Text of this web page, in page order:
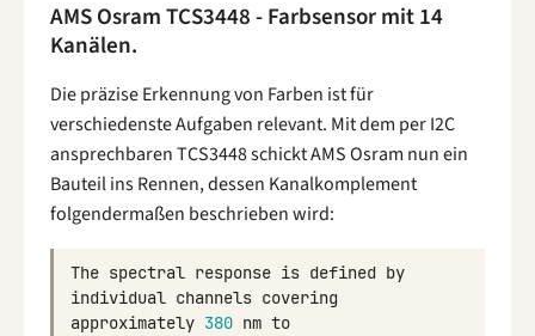
AMS Osram TCS3448 - Farbsensor mit 14
Kanälen.
Die präzise Erkennung von Farben ist für
verschiedenste Aufgaben relevant. Mit dem per I2C
ansprechbaren TCS3448 schickt AMS Osram nun ein
Bauteil ins Rennen, dessen Kanalkomplement
folgendermaßen beschrieben wird:
The spectral response is defined by
individual channels covering
approximately 380 nm to